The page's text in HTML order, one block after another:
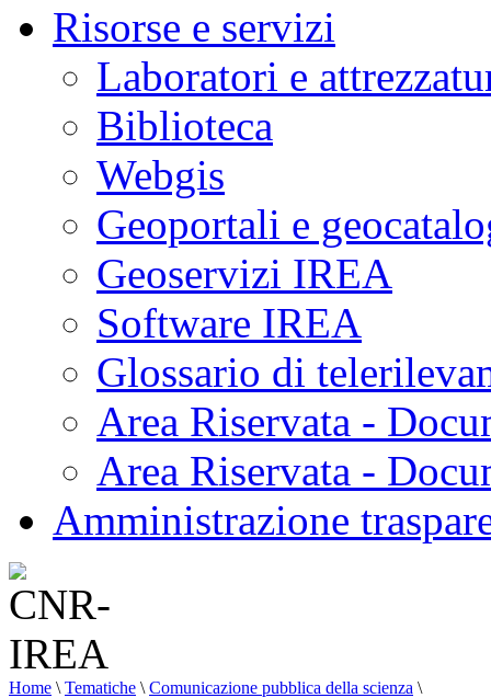
Risorse e servizi
Laboratori e
Biblioteca
Webgis
Geoportali e
Geoservizi IREA
Software IREA
Glossario di
Area Riservata -
Area Riservata -
Amministrazione
Home \ Tematiche \ Comunicazione pubblica della scienza \